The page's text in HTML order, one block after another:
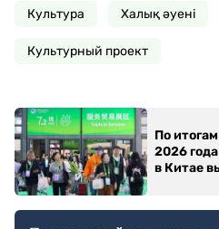
Культура Халық әуені
Культурный проект
По
2026
в Китае